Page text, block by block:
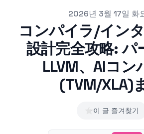
2026년 3월 17일 화
コンパイラ/イン
設計完全攻略: パ
LLVM、AIコン
(TVM/XLA)
⭐이 글 즐겨찾기